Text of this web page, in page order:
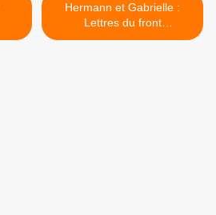
Hermann et Gabrielle :
Lettres du front
macédonien (7) >